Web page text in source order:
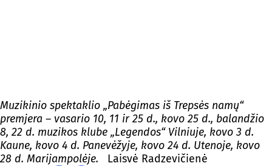
Muzikinio spektaklio „Pabėgimas iš Trepsės namų“
premjera – vasario 10, 11 ir 25 d., kovo 25 d., balandžio
8, 22 d. muzikos klube „Legendos“ Vilniuje, kovo 3 d.
Kaune, kovo 4 d. Panevėžyje, kovo 24 d. Utenoje, kovo
28 d. Marijampolėje. Laisvė Radzevičienė